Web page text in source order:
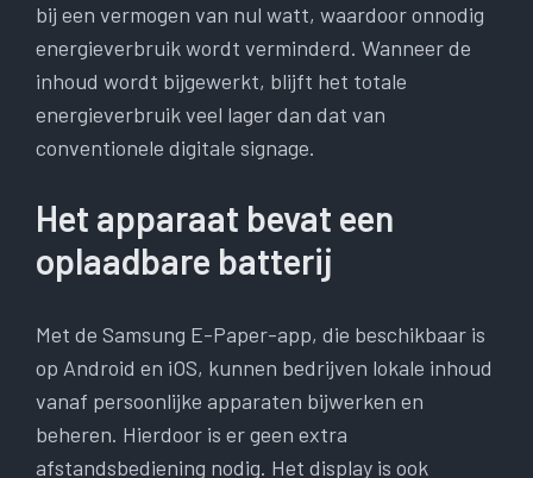
bij een vermogen van nul watt, waardoor onnodig
energieverbruik wordt verminderd. Wanneer de
inhoud wordt bijgewerkt, blijft het totale
energieverbruik veel lager dan dat van
conventionele digitale signage.
Het apparaat bevat een
oplaadbare batterij
Met de Samsung E-Paper-app, die beschikbaar is
op Android en iOS, kunnen bedrijven lokale inhoud
vanaf persoonlijke apparaten bijwerken en
beheren. Hierdoor is er geen extra
afstandsbediening nodig. Het display is ook